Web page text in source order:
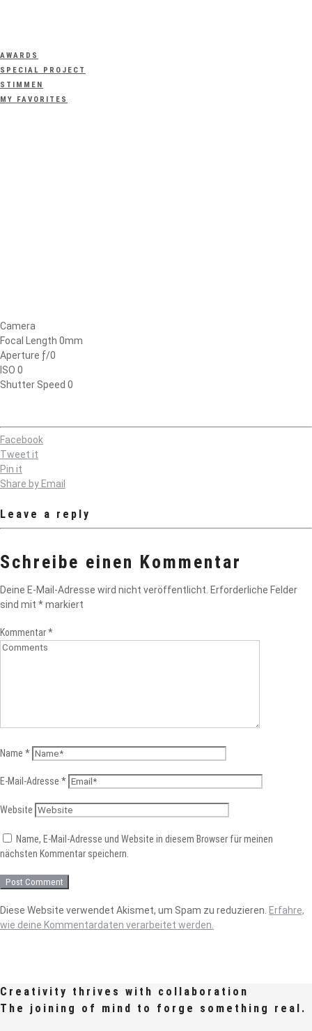
AWARDS
SPECIAL PROJECT
STIMMEN
MY FAVORITES
Camera
Focal Length 0mm
Aperture ƒ/0
ISO 0
Shutter Speed 0
Facebook
Tweet it
Pin it
Share by Email
Leave a reply
Schreibe einen Kommentar
Deine E-Mail-Adresse wird nicht veröffentlicht. Erforderliche Felder
sind mit *markiert
Kommentar*
Name *
E-Mail-Adresse *
Website
Name, E-Mail-Adresse und Website in diesem Browser für meinen
nächsten Kommentar speichern.
Diese Website verwendet Akismet, um Spam zu reduzieren. Erfahre,
wie deine Kommentardaten verarbeitet werden.
Creativity thrives with collaboration
The joining of mind to forge something real.